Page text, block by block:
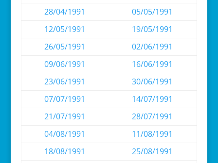
28/04/1991
05/05/1991
12/05/1991
19/05/1991
26/05/1991
02/06/1991
09/06/1991
16/06/1991
23/06/1991
30/06/1991
07/07/1991
14/07/1991
21/07/1991
28/07/1991
04/08/1991
11/08/1991
18/08/1991
25/08/1991